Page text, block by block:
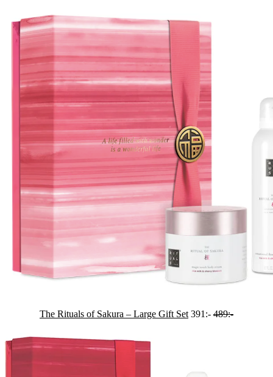
The Rituals of Sakura – Large Gift Set391:- 489:-